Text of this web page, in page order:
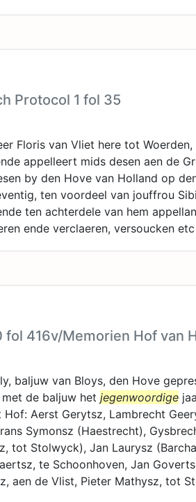
Protocol 1 fol 35
Floris van Vliet here tot
appelleert mids desen aen de
by den Hove van Holland op
ten voordeel van jouffrou
ten achterdele van hem
ende verclaeren, versoucken etc
fol 416v/Memorien Hof van
baljuw van Bloys, den Hove
de baljuw het jegenwoordige
Aerst Gerytsz, Lambrecht
Symonsz (Haestrecht),
tot Stolwyck), Jan Laurysz
te Schoonhoven, Jan
aen de Vlist, Pieter Mathysz, tot